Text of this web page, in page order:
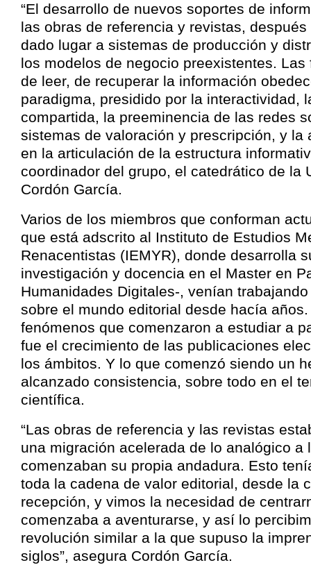
“El desarrollo de nuevos soportes de
las obras de referencia y revistas,
dado lugar a sistemas de producción y
los modelos de negocio preexistentes. Las
de leer, de recuperar la información
paradigma, presidido por la interactividad,
compartida, la preeminencia de las redes
sistemas de valoración y prescripción, y la
en la articulación de la estructura
coordinador del grupo, el catedrático de la
Cordón García.
Varios de los miembros que conforman
que está adscrito al Instituto de Estudios
Renacentistas (IEMYR), donde desarrolla
investigación y docencia en el Master en
Humanidades Digitales-, venían
sobre el mundo editorial desde hacía
fenómenos que comenzaron a estudiar a
fue el crecimiento de las publicaciones
los ámbitos. Y lo que comenzó siendo un
alcanzado consistencia, sobre todo en el
científica.
“Las obras de referencia y las revistas
una migración acelerada de lo analógico a
comenzaban su propia andadura. Esto
toda la cadena de valor editorial, desde la
recepción, y vimos la necesidad de
comenzaba a aventurarse, y así lo
revolución similar a la que supuso la
siglos”, asegura Cordón García.